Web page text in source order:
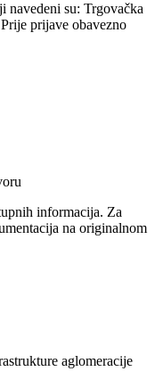
navedeni su: Trgovačka
prijave obavezno
informacija. Za
na originalnom
aglomeracije